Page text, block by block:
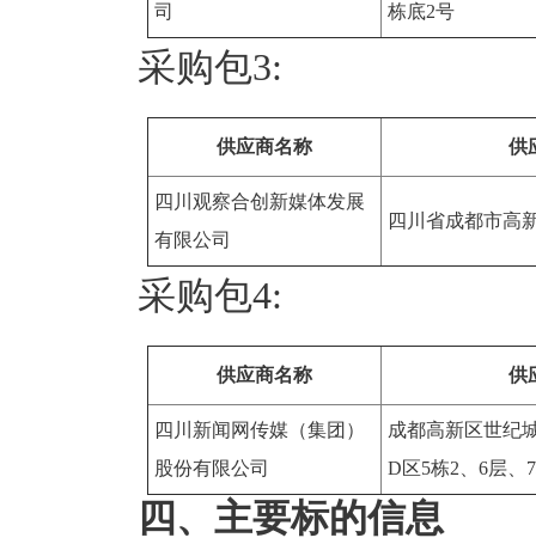
司
栋底2号
采购包3:
供应商名称 供
四川观察合创新媒体发展
有限公司
四川省成都市高
采购包4:
供应商名称 供
四川新闻网传媒（集团）
股份有限公司
成都高新区世纪
D区5栋2、6层、
四、主要标的信息